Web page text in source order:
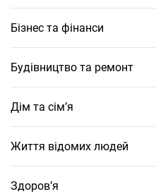
Бізнес та фінанси
Будівництво та ремонт
Дім та сім’я
Життя відомих людей
Здоров’я